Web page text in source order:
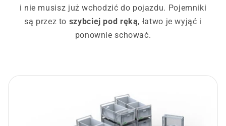
i nie musisz już wchodzić do pojazdu. Pojemniki
są przez to szybciej pod ręką, łatwo je wyjąć i
ponownie schować.